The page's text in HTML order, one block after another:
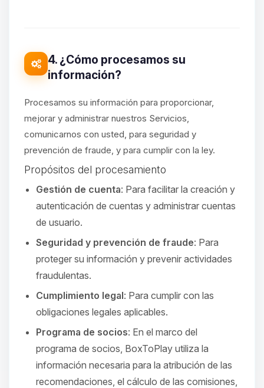
4. ¿Cómo procesamos su
información?
Procesamos su información para proporcionar,
mejorar y administrar nuestros Servicios,
comunicarnos con usted, para seguridad y
prevención de fraude, y para cumplir con la ley.
Propósitos del procesamiento
Gestión de cuenta: Para facilitar la creación y
autenticación de cuentas y administrar cuentas
de usuario.
Seguridad y prevención de fraude: Para
proteger su información y prevenir actividades
fraudulentas.
Cumplimiento legal: Para cumplir con las
obligaciones legales aplicables.
Programa de socios: En el marco del
programa de socios, BoxToPlay utiliza la
información necesaria para la atribución de las
recomendaciones, el cálculo de las comisiones,